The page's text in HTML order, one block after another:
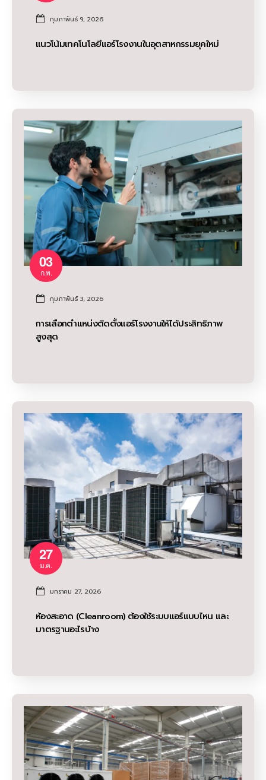
กุมภาพันธ์ 9, 2026
แนวโน้มเทคโนโลยีแอร์โรงงานในอุตสาหกรรมยุคใหม่
03
ก.พ.
กุมภาพันธ์ 3, 2026
การเลือกตำแหน่งติดตั้งแอร์โรงงานให้ได้ประสิทธิภาพ
สูงสุด
27
ม.ค.
มกราคม 27, 2026
ห้องสะอาด (Cleanroom) ต้องใช้ระบบแอร์แบบไหน และ
มาตรฐานอะไรบ้าง